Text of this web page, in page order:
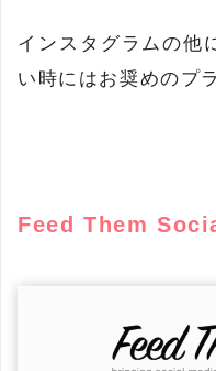
インスタグラムの他
い時にはお奨めのプ
Feed Them